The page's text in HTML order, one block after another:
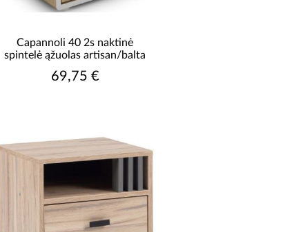
kvadratas
Capannoli 40 2s naktinė
spintelė ąžuolas artisan/balta
69,75 €